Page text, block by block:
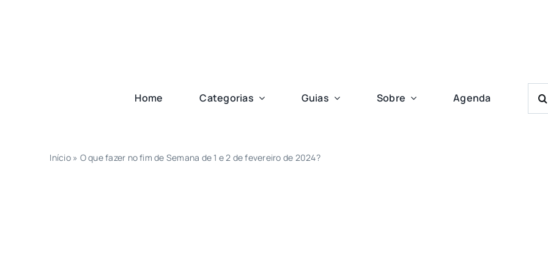
Home Categorias Guias Sobre Agenda
Início» O que fazer no fim de Semana de 1 e 2 de fevereiro de 2024?